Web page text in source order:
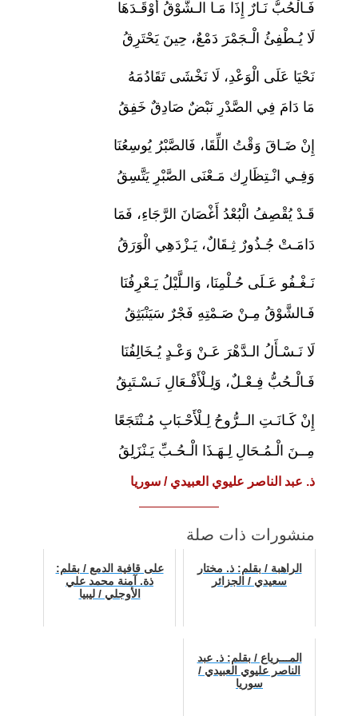
فَـالْحُبُّ نَـارٌ إِذَا مَـا الـشَّوْقُ أَوْقَـدَهَا
لَا يُـطْفِئُ الْـجَمْرَ دَمْعٌ، حِينَ يَحْتَرِقُ
نَحْيَا عَلَى الْوَعْدِ، لَا نَخْشَى تَقَادُمَهُ
مَا دَامَ فِي الصَّدْرِ نَبْضٌ صَادِقٌ خَفِقُ
إِنْ ضَـاقَ وَقْتُ اللِّقَا، فَالصَّبْرُ يُوسِعُنَا
وَفِـي انْـتِظَارِك مَـعْنَى الصَّبْرِ يَتَّسِقُ
قَـدْ يُقْصِفُ الْبُعْدُ أَغْصَانَ الرَّجَاءِ، فَمَا
دَامَـتْ جُـذُورٌ ثِـقَالٌ، يَـزْدَهِي الْوَرَقُ
نَـغْـفُو عَـلَى حُـلْمِنَا، وَالـلَّيْلُ يَـعْرِفُنَا
فَـالشَّوْقُ مِـنْ صَـمْتِهِ فَجْرٌ سَيَنْبَثِقُ
لَا نَـسْـأَلُ الـدَّهْرَ عَـنْ وَعْـدٍ يُـخَالِفُنَا
فَـالْـحُبُّ فِـعْـلٌ، وَلِـلْأَفْـعَالِ نَـسْـتَبِقُ
إِنْ كَـانَـتِ الــرُّوحُ لِـلْأَحْـبَابِ مُـنْتَجَعًا
مِــنَ الْـمُـحَالِ لِـهَـذَا الْـحُـبِّ يَـنْزَلِقُ
ذ. عبد الناصر عليوي العبيدي / سوريا
منشورات ذات صلة
الراهبة / بقلم: ذ. مختار
سعيدي / الجزائر
على قافية الدمع / بقلم:
ذة. آمنة محمد علي
الأوجلي / ليبيا
المـــرياع / بقلم: ذ. عبد
الناصر عليوي العبيدي /
سوريا